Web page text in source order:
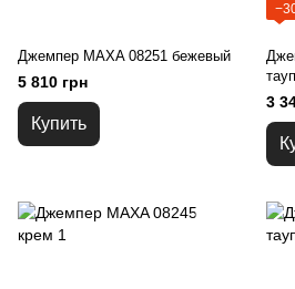
Джемпер MAXA 08251 бежевый
5 810 грн
Купить
3